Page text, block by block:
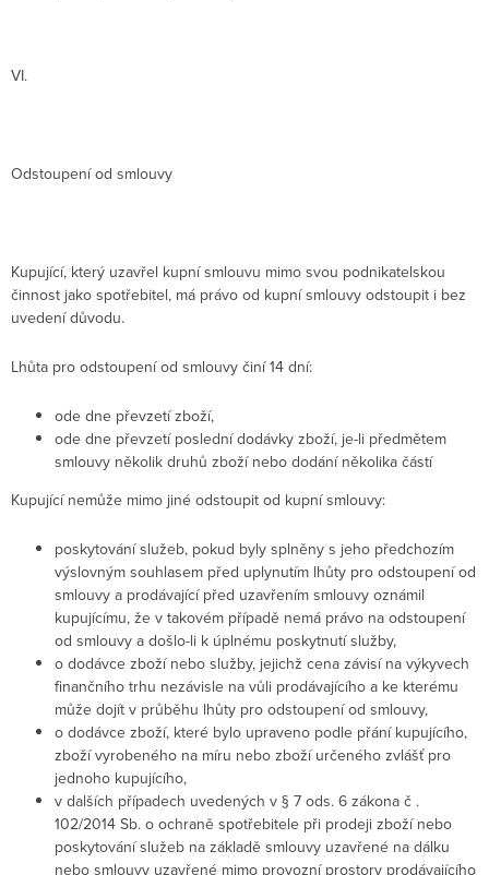
VI.
Odstoupení od smlouvy
Kupující, který uzavřel kupní smlouvu mimo svou podnikatelskou
činnost jako spotřebitel, má právo od kupní smlouvy odstoupit i bez
uvedení důvodu.
Lhůta pro odstoupení od smlouvy činí 14 dní:
ode dne převzetí zboží,
ode dne převzetí poslední dodávky zboží, je-li předmětem
smlouvy několik druhů zboží nebo dodání několika částí
Kupující nemůže mimo jiné odstoupit od kupní smlouvy:
poskytování služeb, pokud byly splněny s jeho předchozím
výslovným souhlasem před uplynutím lhůty pro odstoupení od
smlouvy a prodávající před uzavřením smlouvy oznámil
kupujícímu, že v takovém případě nemá právo na odstoupení
od smlouvy a došlo-li k úplnému poskytnutí služby,
o dodávce zboží nebo služby, jejichž cena závisí na výkyvech
finančního trhu nezávisle na vůli prodávajícího a ke kterému
může dojít v průběhu lhůty pro odstoupení od smlouvy,
o dodávce zboží, které bylo upraveno podle přání kupujícího,
zboží vyrobeného na míru nebo zboží určeného zvlášť pro
jednoho kupujícího,
v dalších případech uvedených v § 7 ods. 6 zákona č .
102/2014 Sb. o ochraně spotřebitele při prodeji zboží nebo
poskytování služeb na základě smlouvy uzavřené na dálku
nebo smlouvy uzavřené mimo provozní prostory prodávajícího